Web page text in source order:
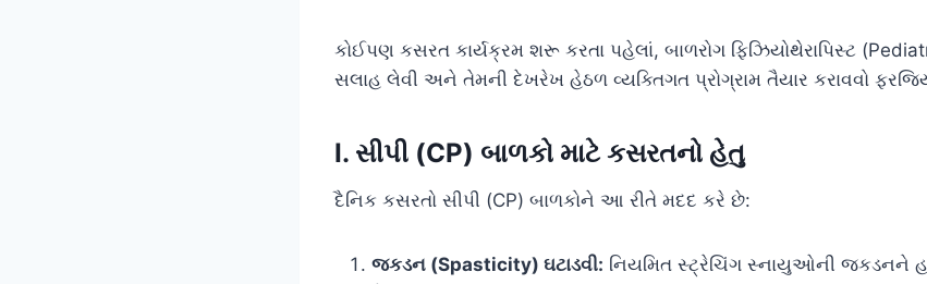
કોઈપણ કસરત કાર્યક્રમ શરૂ કરતા પહેલાં, બાળરોગ ફિઝિયોથેરાપિસ્ટ
સલાહ લેવી અને તેમની દેખરેખ હેઠળ વ્યક્તિગત પ્રોગ્રામ તૈયાર કરાવવો
I. સીપી (CP) બાળકો માટે કસરતનો હેતુ
દૈનિક કસરતો સીપી (CP) બાળકોને આ રીતે મદદ કરે છે:
જકડન (Spasticity) ઘટાડવી: નિયમિત સ્ટ્રેચિંગ સ્નાયુઓની જકડનને